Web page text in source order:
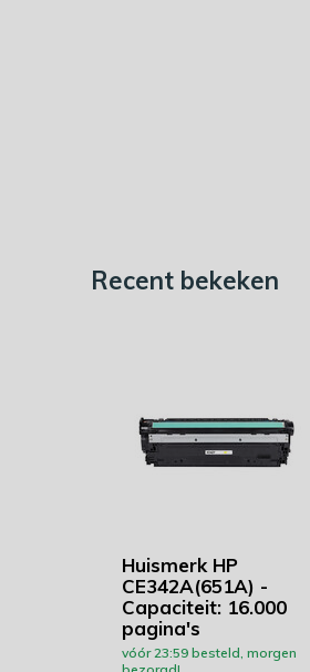
Recent bekeken
Huismerk HP
CE342A(651A) -
Capaciteit: 16.000
pagina's
vóór 23:59 besteld, morgen